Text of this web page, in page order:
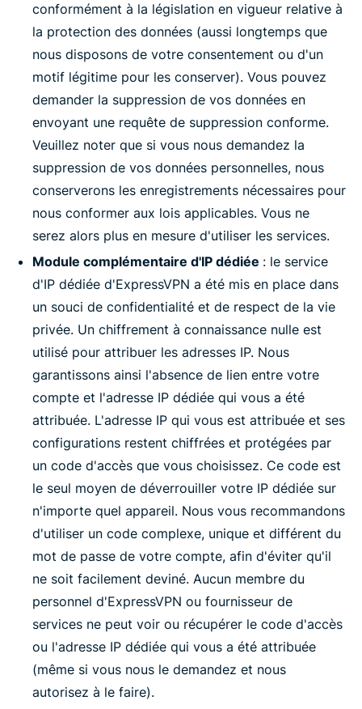
conformément à la législation en vigueur relative à
la protection des données (aussi longtemps que
nous disposons de votre consentement ou d'un
motif légitime pour les conserver). Vous pouvez
demander la suppression de vos données en
envoyant une requête de suppression conforme.
Veuillez noter que si vous nous demandez la
suppression de vos données personnelles, nous
conserverons les enregistrements nécessaires pour
nous conformer aux lois applicables. Vous ne
serez alors plus en mesure d'utiliser les services.
Module complémentaire d'IP dédiée : le service
d'IP dédiée d'ExpressVPN a été mis en place dans
un souci de confidentialité et de respect de la vie
privée. Un chiffrement à connaissance nulle est
utilisé pour attribuer les adresses IP. Nous
garantissons ainsi l'absence de lien entre votre
compte et l'adresse IP dédiée qui vous a été
attribuée. L'adresse IP qui vous est attribuée et ses
configurations restent chiffrées et protégées par
un code d'accès que vous choisissez. Ce code est
le seul moyen de déverrouiller votre IP dédiée sur
n'importe quel appareil. Nous vous recommandons
d'utiliser un code complexe, unique et différent du
mot de passe de votre compte, afin d'éviter qu'il
ne soit facilement deviné. Aucun membre du
personnel d'ExpressVPN ou fournisseur de
services ne peut voir ou récupérer le code d'accès
ou l'adresse IP dédiée qui vous a été attribuée
(même si vous nous le demandez et nous
autorisez à le faire).